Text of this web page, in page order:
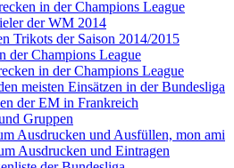
in der Champions League
der WM 2014
Trikots der Saison 2014/2015
der Champions League
in der Champions League
meisten Einsätzen in der Bundesliga
der EM in Frankreich
Gruppen
Ausdrucken und Ausfüllen, mon ami
Ausdrucken und Eintragen